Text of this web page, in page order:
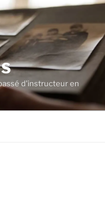
d'instructeur en